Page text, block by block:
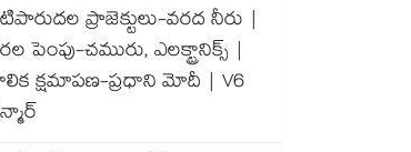
ప్రాజెక్టులు-వరద నీరు |
పెంపు-చమురు, ఎలక్ట్రానిక్స్ |
క్షమాపణ-ప్రధాని మోదీ | V6